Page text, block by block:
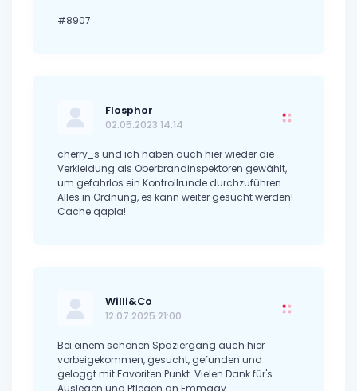
#8907
Flosphor
02.05.2023 14:14
cherry_s und ich haben auch hier wieder die
Verkleidung als Oberbrandinspektoren gewählt,
um gefahrlos ein Kontrollrunde durchzuführen.
Alles in Ordnung, es kann weiter gesucht werden!
Cache qapla!
Willi&Co
12.07.2025 21:00
Bei einem schönen Spaziergang auch hier
vorbeigekommen, gesucht, gefunden und
geloggt mit Favoriten Punkt. Vielen Dank für's